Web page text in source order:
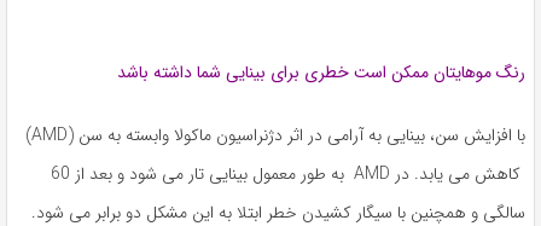
رنگ موهایتان ممکن است خطری برای بینایی شما داشته باشد
با افزایش سن، بینایی به آرامی در اثر دژنراسیون ماکولا وابسته به سن (AMD)
کاهش می یابد. در AMD به طور معمول بینایی تار می شود و بعد از 60
سالگی و همچنین با سیگار کشیدن خطر ابتلا به این مشکل دو برابر می شود.